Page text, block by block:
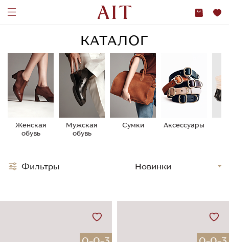
КАТАЛОГ
Женская
обувь
Мужская
обувь
Сумки Аксессуары
Фильтры